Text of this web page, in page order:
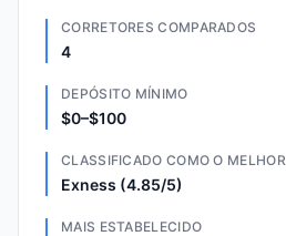
CORRETORES COMPARADOS
4
DEPÓSITO MÍNIMO
$0–$100
CLASSIFICADO COMO O MELHOR
Exness (4.85/5)
MAIS ESTABELECIDO